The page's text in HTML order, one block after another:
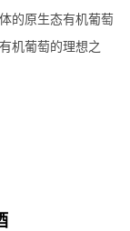
的原生态有机葡萄
机葡萄的理想之